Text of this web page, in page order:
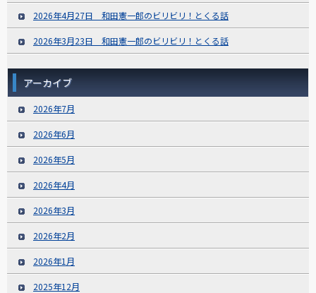
2026年4月27日 和田憲一郎のビリビリ！とくる話
2026年3月23日 和田憲一郎のビリビリ！とくる話
アーカイブ
2026年7月
2026年6月
2026年5月
2026年4月
2026年3月
2026年2月
2026年1月
2025年12月